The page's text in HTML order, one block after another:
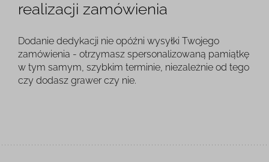
realizacji zamówienia
Dodanie dedykacji nie opóźni wysyłki Twojego
zamówienia - otrzymasz spersonalizowaną pamiątkę
w tym samym, szybkim terminie, niezależnie od tego
czy dodasz grawer czy nie.